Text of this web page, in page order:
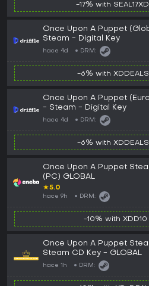
-17% with
Once Upon A Puppet
Steam - Digital Key
hace 4d DRM:
-6% with
Once Upon A Puppet
- Steam - Digital Key
hace 4d DRM:
-6% with
Once Upon A Puppet
(PC) GLOBAL
★5.0
hace 9h DRM:
-10% with XDD10
Once Upon A Puppet
Steam CD Key - GLOBAL
hace 1h DRM: